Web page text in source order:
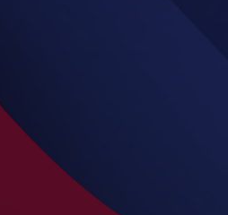
possono
essere
disabilitati.